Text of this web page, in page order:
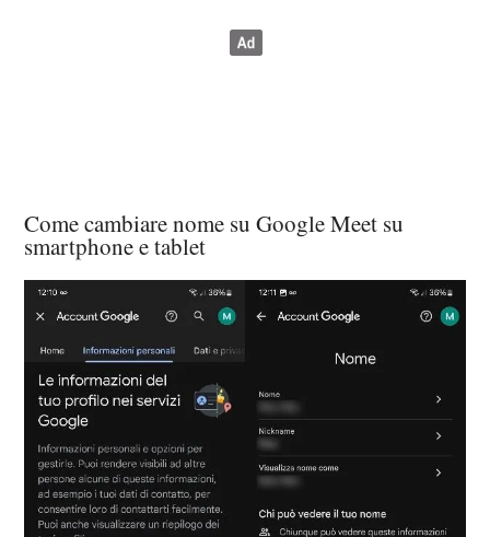
Come cambiare nome su Google Meet su
smartphone e tablet